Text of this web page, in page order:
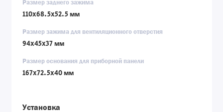
Размер заднего зажима
110x68.5x52.5 мм
Размер зажима для вентиляционного отверстия
94x45x37 мм
Размер основания для приборной панели
167x72.5x40 мм
Установка